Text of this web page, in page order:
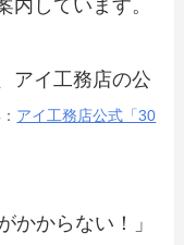
内しています。
アイ工務店の公
アイ工務店公式「30
かからない！」